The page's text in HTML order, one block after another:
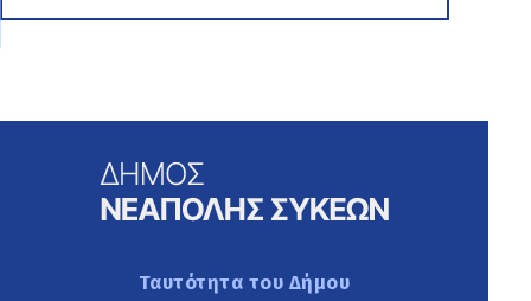
Ταυτότητα του Δήμου